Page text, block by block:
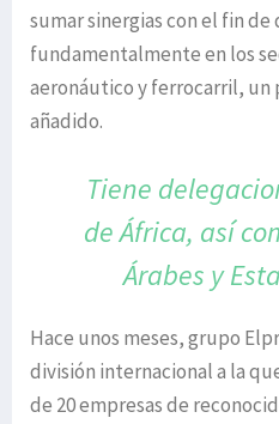
sumar sinergias con el fin
fundamentalmente en los
aeronáutico y ferrocarril,
añadido.
Tiene
de África, así
Árabes y
Hace unos meses, grupo
división internacional a la
de 20 empresas de